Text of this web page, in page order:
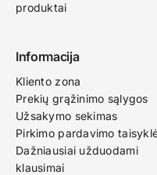
produktai
Informacija
Kliento zona
Prekių grąžinimo sąlygos
Užsakymo sekimas
Pirkimo pardavimo
Dažniausiai užduodami
klausimai